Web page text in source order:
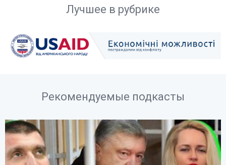
Лучшее в рубрике
Рекомендуемые подкасты